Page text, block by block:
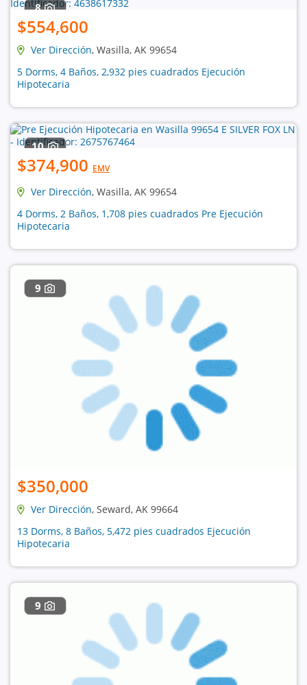
8
$554,600
Ver Dirección, Wasilla, AK 99654
5 Dorms, 4 Baños, 2,932 pies cuadrados Ejecución
Hipotecaria
10
$374,900 EMV
Ver Dirección, Wasilla, AK 99654
4 Dorms, 2 Baños, 1,708 pies cuadrados Pre Ejecución
Hipotecaria
9
$350,000
Ver Dirección, Seward, AK 99664
13 Dorms, 8 Baños, 5,472 pies cuadrados Ejecución
Hipotecaria
9